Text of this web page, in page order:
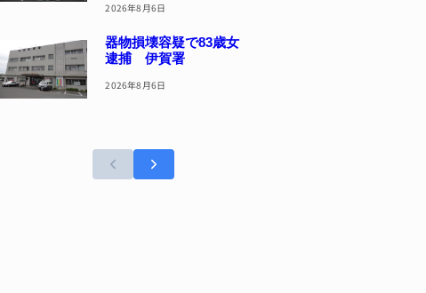
2026年8月6日
器物損壊容疑で83歳女
逮捕 伊賀署
2026年8月6日